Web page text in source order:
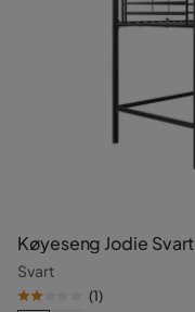
Køyeseng Jodie Svart
Svart
(1)